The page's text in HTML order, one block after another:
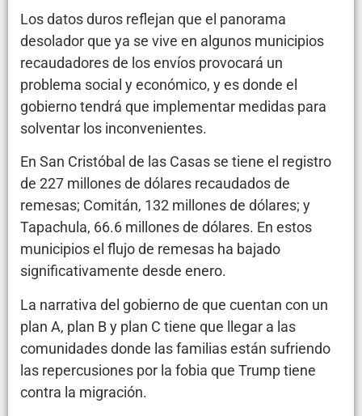
Los datos duros reflejan que el panorama
desolador que ya se vive en algunos municipios
recaudadores de los envíos provocará un
problema social y económico, y es donde el
gobierno tendrá que implementar medidas para
solventar los inconvenientes.
En San Cristóbal de las Casas se tiene el registro
de 227 millones de dólares recaudados de
remesas; Comitán, 132 millones de dólares; y
Tapachula, 66.6 millones de dólares. En estos
municipios el flujo de remesas ha bajado
significativamente desde enero.
La narrativa del gobierno de que cuentan con un
plan A, plan B y plan C tiene que llegar a las
comunidades donde las familias están sufriendo
las repercusiones por la fobia que Trump tiene
contra la migración.